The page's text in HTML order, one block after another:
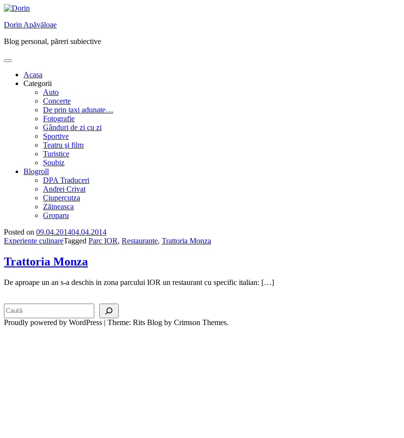
Skip
content
Dorin Apăvăloae
Blog personal, păreri subiective
Acasa
Categorii
Auto
Concerte
De prin taxi adunate…
Fotografie
Gânduri de zi cu zi
Sportive
Teatru şi film
Turistice
Șoubiz
Blogroll
DPA Traduceri
Andrei Crivat
Ciupercutza
Zăineasca
Groparu
Posted on 09.04.201404.04.2014
Experiente culinareTagged Parc IOR, Restaurante, Trattoria Monza
Trattoria Monza
De aproape un an s-a deschis in zona parcului IOR un restaurant cu specific italian: […]
Proudly powered by WordPress | Theme: Rits Blog by Crimson Themes.